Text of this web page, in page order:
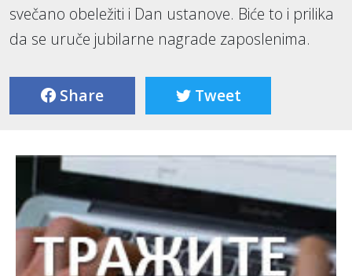
svečano obeležiti i Dan ustanove. Biće to i prilika
da se uruče jubilarne nagrade zaposlenima.
Share Tweet